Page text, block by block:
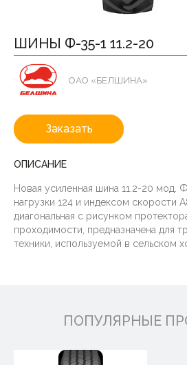
ШИНЫ Ф-35-1 11.2-20
ОАО «БЕЛШИНА»
Заказать
ОПИСАНИЕ
Новая усиленная шина 11.2-20 мод.
нагрузки 124 и индексом скорости
диагональная с рисунком
проходимости, предназначена для
техники, используемой в сельском
ПОПУЛЯРНЫЕ